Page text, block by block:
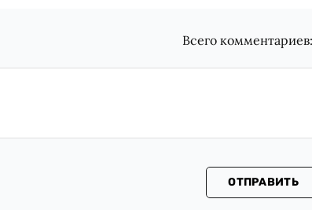
Всего комментариев:
ОТПРАВИТЬ